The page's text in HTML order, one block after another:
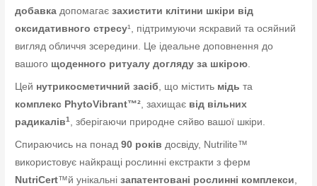
добавкадопомагаєзахистити клітини шкіри від
оксидативного стресу¹, підтримуючи яскравий та осяйний
вигляд обличчя зсередини. Це ідеальне доповнення до
вашого щоденного ритуалу догляду за шкірою.
Цей нутрикосметичний засіб , що містить мідь та
комплекс PhytoVibrant™² , захищає від вільних
радикалів1 , зберігаючи природне сяйво вашої шкіри.
Спираючись на понад90 років досвіду, Nutrilite™
використовує найкращі рослинні екстракти з ферм
NutriCert™й унікальнізапатентовані рослинні комплекси